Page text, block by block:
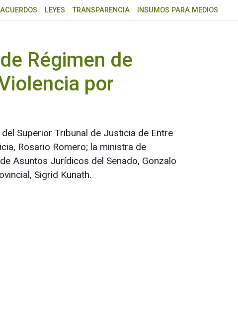
ACUERDOS LEYES TRANSPARENCIA INSUMOS PARA MEDIOS
Régimen de
por
Superior Tribunal de Justicia de Entre
Rosario Romero; la ministra de
Asuntos Jurídicos del Senado, Gonzalo
Sigrid Kunath.